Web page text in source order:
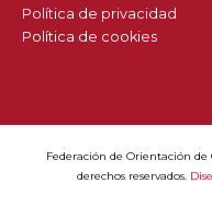
Política de privacidad
Política de cookies
Federación de Orientación de
derechos reservados.